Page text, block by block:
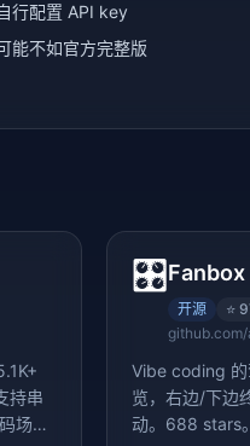
行配置 API key
能不如官方完整版
持串
场景
🎛️Fanbox
开源 ⭐
Vibe coding 的
览，右边/下边
动。688 stars。